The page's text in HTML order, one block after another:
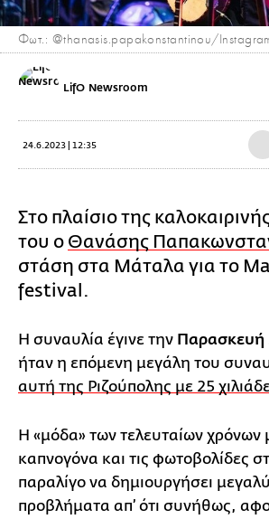
Φωτ.: @thanasis.papakonstantinou/
LifO Newsroom
24.6.2023 | 12:35
Στο πλαίσιο της
του ο Θανάσης
στάση στα Μάταλα για το
festival.
Η συναυλία έγινε την Παρασκευή
ήταν η επόμενη μεγάλη του
αυτή της Ριζούπολης με 25
Η «μόδα» των τελευταίων χρόνων
καπνογόνα και τις φωτοβολίδες
παραλίγο να δημιουργήσει
προβλήματα απ’ ότι συνήθως,